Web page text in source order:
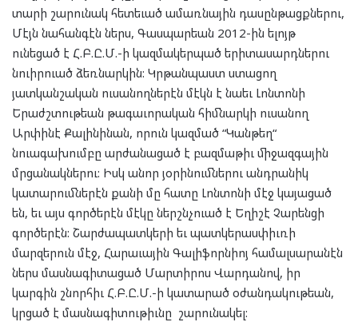
տարի շարունակ հետեւած ամառնային դասընթացքներու,
Մէյն նահանգէն ներս, Գասպարեան 2012-ին ելոյթ
ունեցած է Հ.Բ.Ը.Մ.-ի կազմակերպած երիտասարդներու
նուիրուած ձեռնարկին: Կրթանպաստ ստացող
յատկանշական ուսանողներէն մէկն է նաեւ Լոնտոնի
Երաժշտութեան թագաւորական հիմնարկի ուսանող
Արփինէ Քալինինան, որուն կազմած “Կանթեղ“
նուագախումբը արժանացած է բազմաթիւ միջազգային
մրցանակներու: Իսկ անոր յօրինումներու անդրանիկ
կատարումներէն քանի մը հատը Լոնտոնի մէջ կայացած
են, եւ այս գործերէն մէկը ներշնչուած է Եղիշէ Չարենցի
գործերէն: Շարժապատկերի եւ պատկերասփիւռի
մարզերուն մէջ, Հարաւային Գալիֆորնիոյ համալսարանէն
ներս մասնագիտացած Մարտիրոս Վարդանով, իր
կարգին շնորհիւ Հ.Բ.Ը.Մ.-ի կատարած օժանդակութեան,
կրցած է մասնագիտութիւնը շարունակել: